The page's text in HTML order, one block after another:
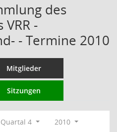
des
-
- Termine 2010
Mitglieder
Sitzungen
Quartal 4
2010